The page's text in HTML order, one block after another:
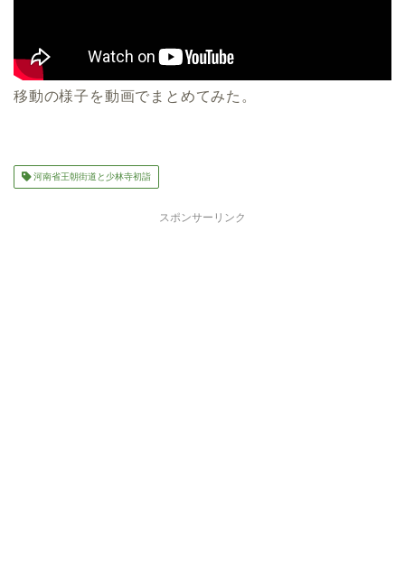
移動の様子を動画でまとめてみた。
河南省王朝街道と少林寺初詣
スポンサーリンク